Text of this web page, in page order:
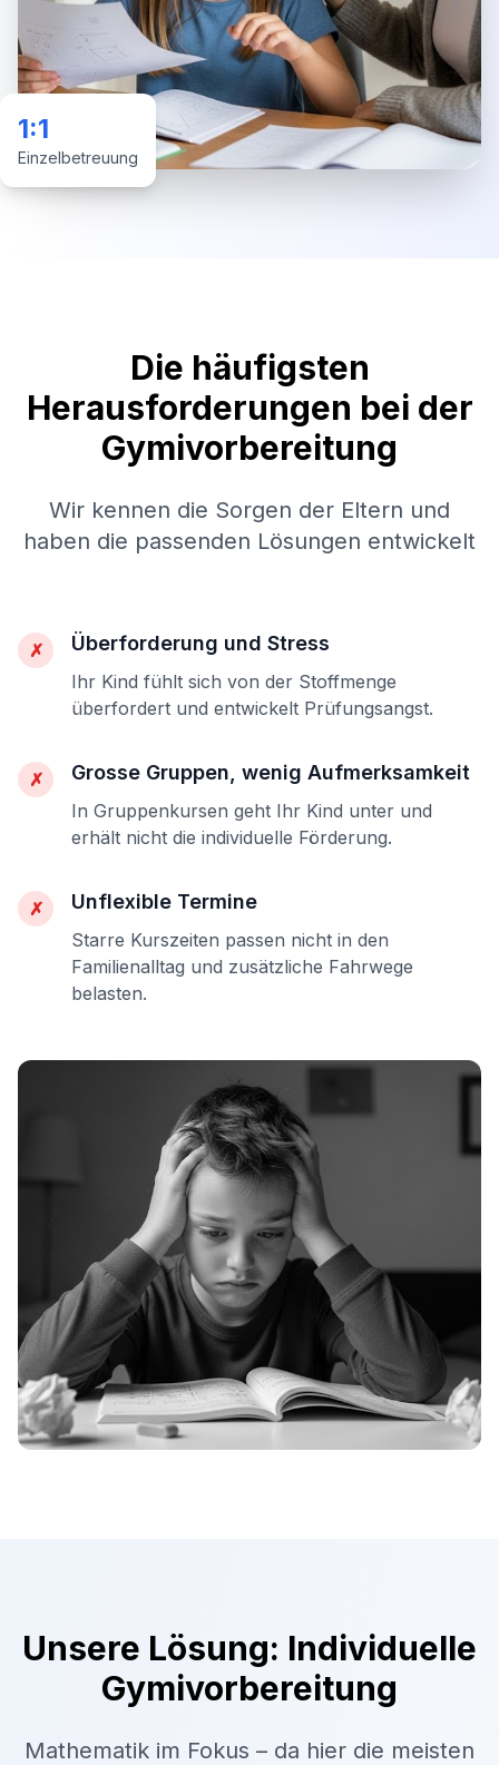
1:1
Einzelbetreuung
Die häufigsten
Herausforderungen bei der
Gymivorbereitung
Wir kennen die Sorgen der Eltern und
haben die passenden Lösungen entwickelt
✗ Überforderung und Stress
Ihr Kind fühlt sich von der Stoffmenge
überfordert und entwickelt Prüfungsangst.
✗ Grosse Gruppen, wenig Aufmerksamkeit
In Gruppenkursen geht Ihr Kind unter und
erhält nicht die individuelle Förderung.
✗ Unflexible Termine
Starre Kurszeiten passen nicht in den
Familienalltag und zusätzliche Fahrwege
belasten.
Unsere Lösung: Individuelle
Gymivorbereitung
Mathematik im Fokus – da hier die meisten